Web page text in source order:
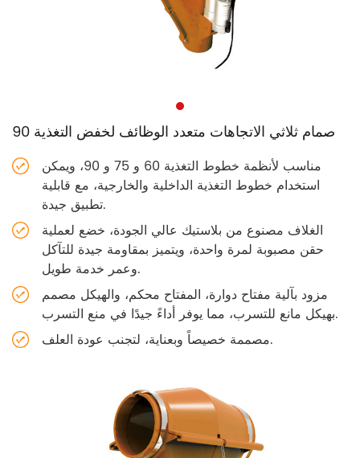
صمام ثلاثي الاتجاهات متعدد الوظائف لخفض التغذية 90
مناسب لأنظمة خطوط التغذية 60 و 75 و 90، ويمكن
استخدام خطوط التغذية الداخلية والخارجية، مع قابلية
تطبيق جيدة.
الغلاف مصنوع من بلاستيك عالي الجودة، خضع لعملية
حقن مصبوبة لمرة واحدة، ويتميز بمقاومة جيدة للتآكل
وعمر خدمة طويل.
مزود بآلية مفتاح دوارة، المفتاح محكم، والهيكل مصمم
بهيكل مانع للتسرب، مما يوفر أداءً جيدًا في منع التسرب.
مصممة خصيصاً وبعناية، لتجنب عودة العلف.